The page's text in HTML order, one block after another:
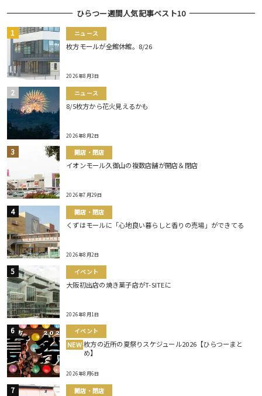
ひらつー週間人気記事ベスト10
ニュース
枚方モールが全館休館。8/26
2026年8月3日
ニュース
8/5枚方から花火見えるかも
2026年8月2日
開店・閉店
イオンモール久御山の複数店舗が開店＆閉店
2026年7月29日
開店・閉店
くずはモールに「心地良い暮らしと香りの売場」ができてる
2026年8月2日
イベント
大阪初出店の焼き菓子店がT-SITEに
2026年8月1日
イベント
NEW 枚方の近所の夏祭りスケジュール2026【ひらつーまと
め】
2026年8月6日
開店・閉店